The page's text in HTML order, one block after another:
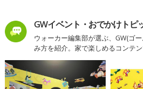
GWイベント・おでかけトピ
ウォーカー編集部が選ぶ、GW(ゴ
み方を紹介。家で楽しめるコンテン